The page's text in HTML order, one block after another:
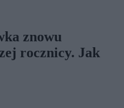
znowu
rocznicy. Jak